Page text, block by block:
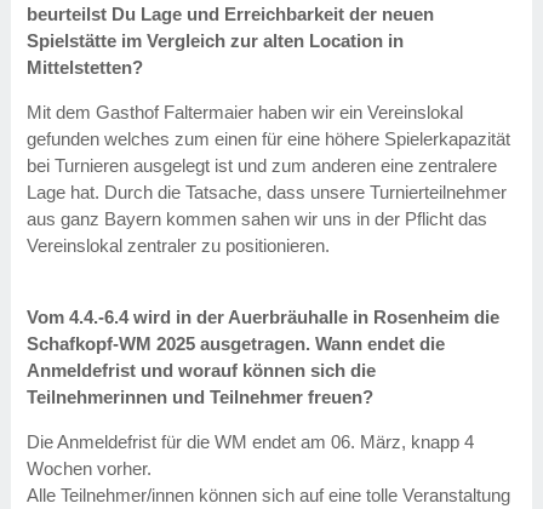
beurteilst Du Lage und Erreichbarkeit der neuen
Spielstätte im Vergleich zur alten Location in
Mittelstetten?
Mit dem Gasthof Faltermaier haben wir ein Vereinslokal
gefunden welches zum einen für eine höhere Spielerkapazität
bei Turnieren ausgelegt ist und zum anderen eine zentralere
Lage hat. Durch die Tatsache, dass unsere Turnierteilnehmer
aus ganz Bayern kommen sahen wir uns in der Pflicht das
Vereinslokal zentraler zu positionieren.
Vom 4.4.-6.4 wird in der Auerbräuhalle in Rosenheim die
Schafkopf-WM 2025 ausgetragen. Wann endet die
Anmeldefrist und worauf können sich die
Teilnehmerinnen und Teilnehmer freuen?
Die Anmeldefrist für die WM endet am 06. März, knapp 4
Wochen vorher.
Alle Teilnehmer/innen können sich auf eine tolle Veranstaltung